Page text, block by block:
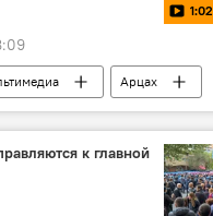
1:02
Арцах
полиция
протеста
митинг
к главной